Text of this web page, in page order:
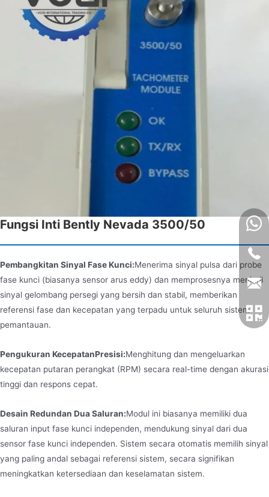
Fungsi Inti Bently Nevada 3500/50
Pembangkitan Sinyal Fase Kunci:Menerima sinyal pulsa dari probe
fase kunci (biasanya sensor arus eddy) dan memprosesnya menjadi
sinyal gelombang persegi yang bersih dan stabil, memberikan
referensi fase dan kecepatan yang terpadu untuk seluruh sistem
pemantauan.
Pengukuran KecepatanPresisi:Menghitung dan mengeluarkan
kecepatan putaran perangkat (RPM) secara real-time dengan akurasi
tinggi dan respons cepat.
Desain Redundan Dua Saluran:Modul ini biasanya memiliki dua
saluran input fase kunci independen, mendukung sinyal dari dua
sensor fase kunci independen. Sistem secara otomatis memilih sinyal
yang paling andal sebagai referensi sistem, secara signifikan
meningkatkan ketersediaan dan keselamatan sistem.